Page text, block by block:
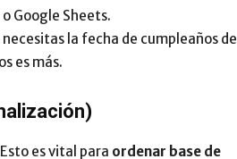
Google Sheets.
la fecha de cumpleaños de
es más.
es vital para ordenar base de